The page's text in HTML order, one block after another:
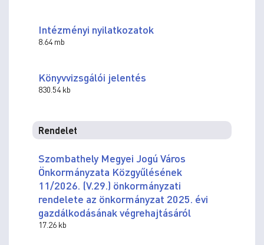
Intézményi nyilatkozatok
8.64 mb
Könyvvizsgálói jelentés
830.54 kb
Rendelet
Szombathely Megyei Jogú Város
Önkormányzata Közgyűlésének
11/2026. (V.29.) önkormányzati
rendelete az önkormányzat 2025. évi
gazdálkodásának végrehajtásáról
17.26 kb